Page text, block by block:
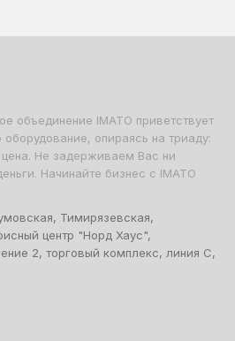
объединение IMATO приветствует
опираясь на триаду:
цена. Не задерживаем Вас ни
Начинайте бизнес с IMATO
Тимирязевская,
центр "Норд Хаус",
2, торговый комплекс, линия С,